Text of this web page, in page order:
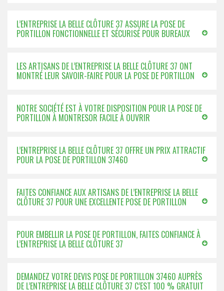
L’ENTREPRISE LA BELLE CLÔTURE 37 ASSURE LA POSE DE
PORTILLON FONCTIONNELLE ET SÉCURISÉ POUR BUREAUX
LES ARTISANS DE L’ENTREPRISE LA BELLE CLÔTURE 37 ONT
MONTRÉ LEUR SAVOIR-FAIRE POUR LA POSE DE PORTILLON
NOTRE SOCIÉTÉ EST À VOTRE DISPOSITION POUR LA POSE DE
PORTILLON À MONTRESOR FACILE À OUVRIR
L’ENTREPRISE LA BELLE CLÔTURE 37 OFFRE UN PRIX ATTRACTIF
POUR LA POSE DE PORTILLON 37460
FAITES CONFIANCE AUX ARTISANS DE L’ENTREPRISE LA BELLE
CLÔTURE 37 POUR UNE EXCELLENTE POSE DE PORTILLON
POUR EMBELLIR LA POSE DE PORTILLON, FAITES CONFIANCE À
L’ENTREPRISE LA BELLE CLÔTURE 37
DEMANDEZ VOTRE DEVIS POSE DE PORTILLON 37460 AUPRÈS
DE L’ENTREPRISE LA BELLE CLÔTURE 37 C’EST 100 % GRATUIT